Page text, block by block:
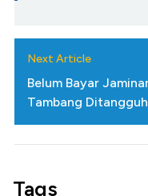
Next Article
Belum Bayar
Tambang
Tags